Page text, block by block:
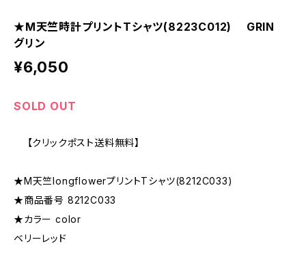
★M天竺時計プリントTシャツ(8223C012) GRIN
グリン
¥6,050
SOLD OUT
【クリックポスト送料無料】
★M天竺longflowerプリントTシャツ(8212C033)
★商品番号 8212C033
★カラー color
ベリーレッド